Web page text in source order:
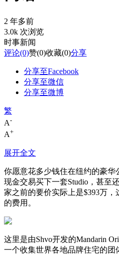
2 年多前
3.0k 次浏览
时事新闻
评论(0)赞(0)收藏(0)分享
分享至Facebook
分享至微信
分享至微博
繁
A-
A+
展开全文
你愿意花多少钱住在纽约的豪华
现金交易买下一套Studio，甚至
家之前的要价实际上是$393万，
的费用。
这里是由Shvo开发的Mandarin
一个收集世界各地品牌住宅的团